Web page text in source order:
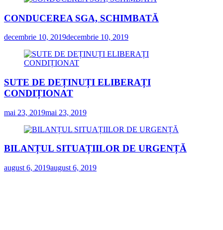
CONDUCEREA SGA, SCHIMBATĂ
decembrie 10, 2019decembrie 10, 2019
SUTE DE DEȚINUȚI ELIBERAȚI
CONDIȚIONAT
mai 23, 2019mai 23, 2019
BILANȚUL SITUAȚIILOR DE URGENȚĂ
august 6, 2019august 6, 2019